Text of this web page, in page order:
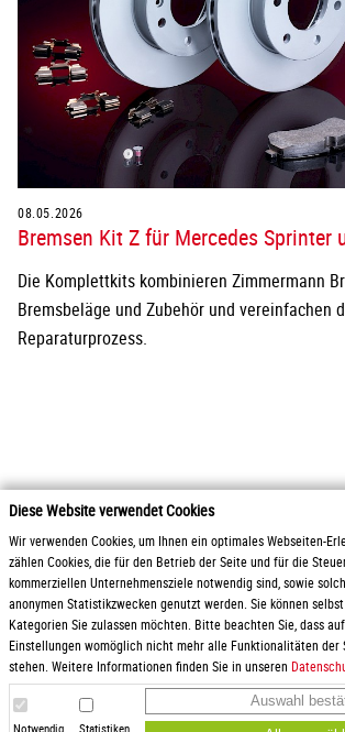
Diese Website verwendet Cookies
Wir verwenden Cookies, um Ihnen ein optimales Webseiten-
zählen Cookies, die für den Betrieb der Seite und für die
kommerziellen Unternehmensziele notwendig sind, sowie
anonymen Statistikzwecken genutzt werden. Sie können
Kategorien Sie zulassen möchten. Bitte beachten Sie, dass
Einstellungen womöglich nicht mehr alle Funktionalitäten der
stehen. Weitere Informationen finden Sie in unseren
Notwendig Statistiken
Auswahl
08.05.2026
Bremsen Kit Z für Mercedes Sprinter
Die Komplettkits kombinieren Zimmermann
Bremsbeläge und Zubehör und vereinfachen
Reparaturprozess.
2026 Otto Zimmermann Maschinen- und
Produkte
Service
Downloads
Karriere
Anfrage
AGB